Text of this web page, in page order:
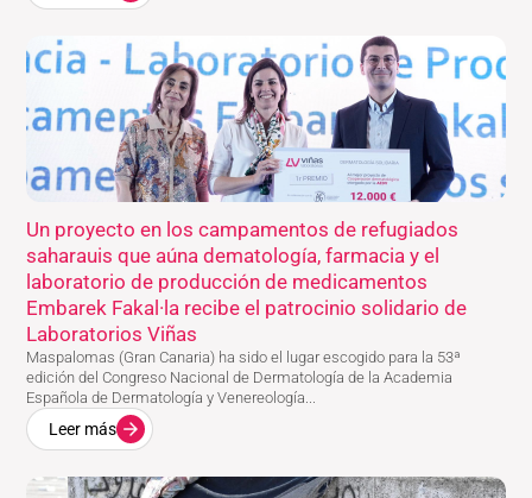
Un proyecto en los campamentos de refugiados
saharauis que aúna dematología, farmacia y el
laboratorio de producción de medicamentos
Embarek Fakal·la recibe el patrocinio solidario de
Laboratorios Viñas
Maspalomas (Gran Canaria) ha sido el lugar escogido para la 53ª
edición del Congreso Nacional de Dermatología de la Academia
Española de Dermatología y Venereología...
Leer más